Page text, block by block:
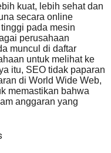
kuat, lebih sehat dan
secara online
pada mesin
perusahaan
muncul di daftar
untuk melihat ke
itu, SEO tidak paparan
di World Wide Web,
memastikan bahwa
anggaran yang